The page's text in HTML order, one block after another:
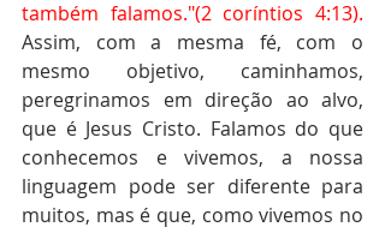
Assim, com a mesma fé, com o
mesmo objetivo, caminhamos,
peregrinamos em direção ao alvo,
que é Jesus Cristo. Falamos do que
conhecemos e vivemos, a nossa
linguagem pode ser diferente para
muitos, mas é que, como vivemos no